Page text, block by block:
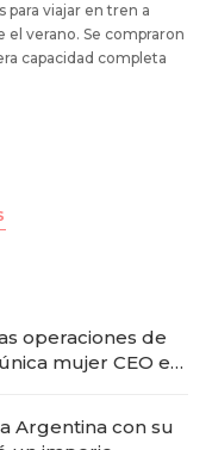
viajar en tren a
el verano. Se compraron
capacidad completa
operaciones de
mujer CEO en
Argentina con su